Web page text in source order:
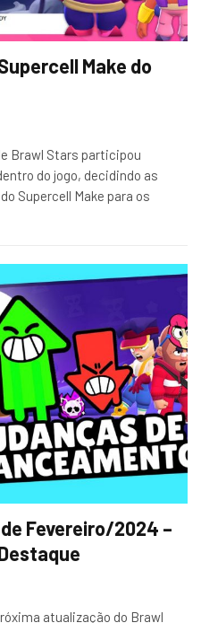
Make do
Brawl Stars participou
do jogo, decidindo as
Supercell Make para os
Fevereiro/2024 –
atualização do Brawl